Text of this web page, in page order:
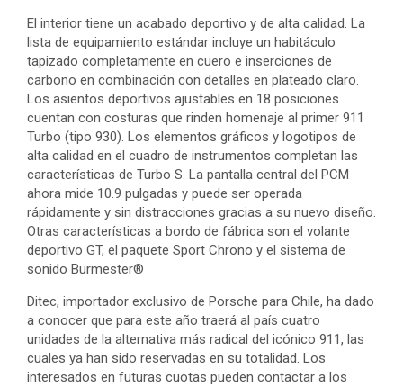
El interior tiene un acabado deportivo y de alta calidad. La
lista de equipamiento estándar incluye un habitáculo
tapizado completamente en cuero e inserciones de
carbono en combinación con detalles en plateado claro.
Los asientos deportivos ajustables en 18 posiciones
cuentan con costuras que rinden homenaje al primer 911
Turbo (tipo 930). Los elementos gráficos y logotipos de
alta calidad en el cuadro de instrumentos completan las
características de Turbo S. La pantalla central del PCM
ahora mide 10.9 pulgadas y puede ser operada
rápidamente y sin distracciones gracias a su nuevo diseño.
Otras características a bordo de fábrica son el volante
deportivo GT, el paquete Sport Chrono y el sistema de
sonido Burmester®
Ditec, importador exclusivo de Porsche para Chile, ha dado
a conocer que para este año traerá al país cuatro
unidades de la alternativa más radical del icónico 911, las
cuales ya han sido reservadas en su totalidad. Los
interesados en futuras cuotas pueden contactar a los